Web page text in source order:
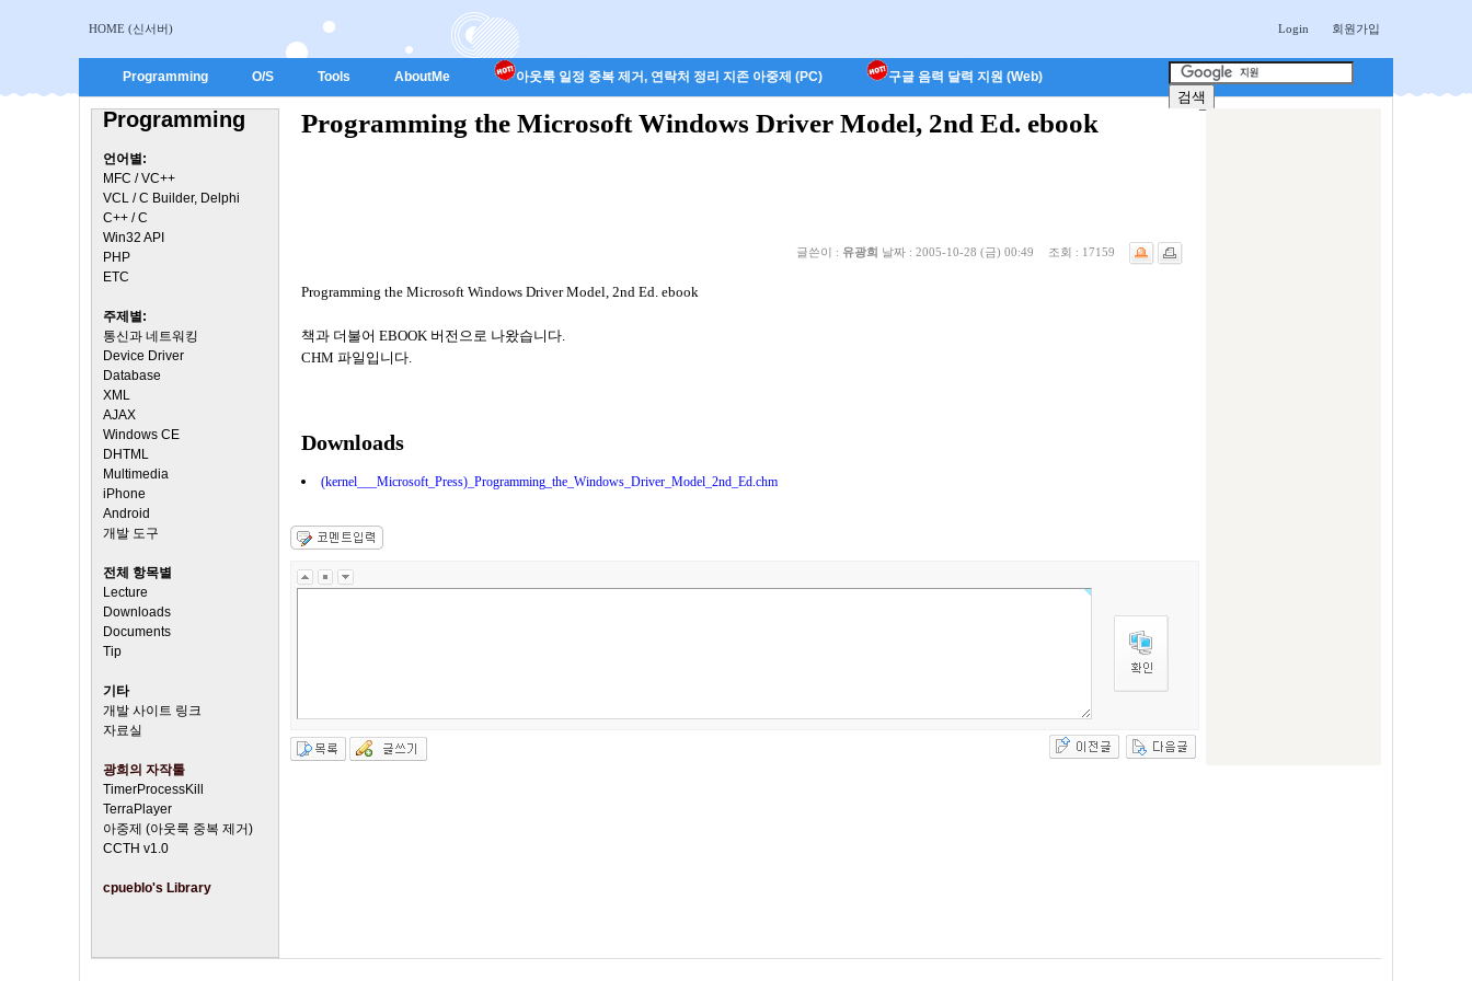
HOME (신서버) Login 회원가입
Programming O/S Tools AboutMe 아웃룩 일정 중복 제거, 연락처 정리 지존 아중제 (PC) 구글 음력 달력 지원 (Web)
Programming
언어별:
MFC / VC++
VCL / C Builder, Delphi
C++ / C
Win32 API
PHP
ETC
주제별:
통신과 네트워킹
Device Driver
Database
XML
AJAX
Windows CE
DHTML
Multimedia
iPhone
Android
개발 도구
전체 항목별
Lecture
Downloads
Documents
Tip
기타
개발 사이트 링크
자료실
광희의 자작툴
TimerProcessKill
TerraPlayer
아중제 (아웃룩 중복 제거)
CCTH v1.0
cpueblo's Library
Programming the Microsoft Windows Driver Model, 2nd Ed. ebook
글쓴이 : 유광희 날짜 : 2005-10-28 (금) 00:49 조회 : 17159
Programming the Microsoft Windows Driver Model, 2nd Ed. ebook
책과 더불어 EBOOK 버전으로 나왔습니다.
CHM 파일입니다.
Downloads
(kernel___Microsoft_Press)_Programming_the_Windows_Driver_Model_2nd_Ed.chm